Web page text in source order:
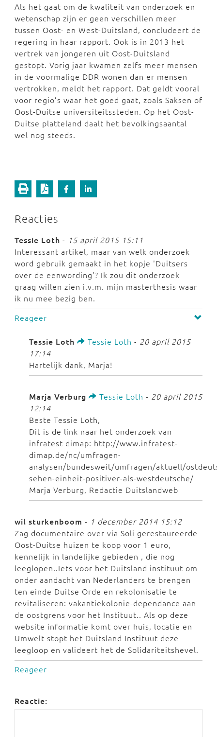
Als het gaat om de kwaliteit van onderzoek en
wetenschap zijn er geen verschillen meer
tussen Oost- en West-Duitsland, concludeert de
regering in haar rapport. Ook is in 2013 het
vertrek van jongeren uit Oost-Duitsland
gestopt. Vorig jaar kwamen zelfs meer mensen
in de voormalige DDR wonen dan er mensen
vertrokken, meldt het rapport. Dat geldt vooral
voor regio’s waar het goed gaat, zoals Saksen of
Oost-Duitse universiteitssteden. Op het Oost-
Duitse platteland daalt het bevolkingsaantal
wel nog steeds.
Reacties
Tessie Loth - 15 april 2015 15:11
Interessant artikel, maar van welk onderzoek
word gebruik gemaakt in het kopje 'Duitsers
over de eenwording'? Ik zou dit onderzoek
graag willen zien i.v.m. mijn masterthesis waar
ik nu mee bezig ben.
Reageer
Tessie Loth Tessie Loth - 20 april 2015
17:14
Hartelijk dank, Marja!
Marja Verburg Tessie Loth - 20 april 2015
12:14
Beste Tessie Loth,
Dit is de link naar het onderzoek van
infratest dimap: http://www.infratest-
dimap.de/nc/umfragen-
analysen/bundesweit/umfragen/aktuell/
sehen-einheit-positiver-als-westdeutsche/
Marja Verburg, Redactie Duitslandweb
wil sturkenboom - 1 december 2014 15:12
Zag documentaire over via Soli gerestaureerde
Oost-Duitse huizen te koop voor 1 euro,
kennelijk in landelijke gebieden , die nog
leeglopen..Iets voor het Duitsland instituut om
onder aandacht van Nederlanders te brengen
ten einde Duitse Orde en rekolonisatie te
revitaliseren: vakantiekolonie-dependance aan
de oostgrens voor het Instituut.. Als op deze
website informatie komt over huis, locatie en
Umwelt stopt het Duitsland Instituut deze
leegloop en valideert het de Solidariteitshevel.
Reageer
Reactie: